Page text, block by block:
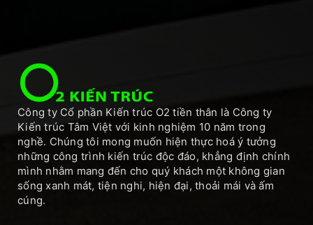
Công ty Cổ phần Kiến trúc O2 tiền thân là Công ty
Kiến trúc Tâm Việt với kinh nghiệm 10 năm trong
nghề. Chúng tôi mong muốn hiện thực hoá ý tưởng
những công trình kiến trúc độc đáo, khẳng định chính
mình nhằm mang đến cho quý khách một không gian
sống xanh mát, tiện nghi, hiện đại, thoải mái và ấm
cúng.